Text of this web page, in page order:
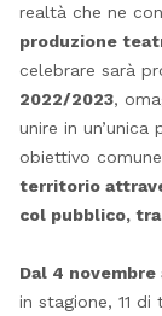
realtà che ne
produzione
celebrare sarà
2022/2023,
unire in
obiettivo
territorio
col pubblico,
Dal 4 novembre
in stagione, 11